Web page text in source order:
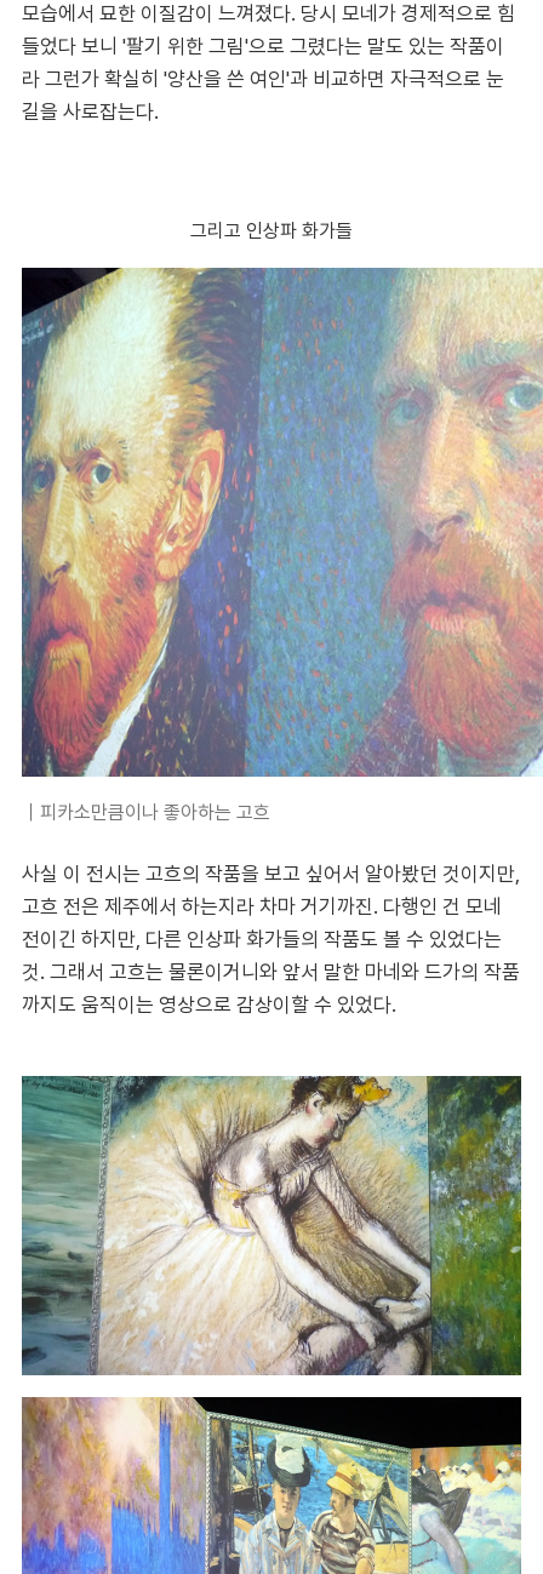
모습에서 묘한 이질감이 느껴졌다. 당시 모네가 경제적으로 힘
들었다 보니 '팔기 위한 그림'으로 그렸다는 말도 있는 작품이
라 그런가 확실히 '양산을 쓴 여인'과 비교하면 자극적으로 눈
길을 사로잡는다.
그리고 인상파 화가들
피카소만큼이나 좋아하는 고흐
사실 이 전시는 고흐의 작품을 보고 싶어서 알아봤던 것이지만,
고흐 전은 제주에서 하는지라 차마 거기까진. 다행인 건 모네
전이긴 하지만, 다른 인상파 화가들의 작품도 볼 수 있었다는
것. 그래서 고흐는 물론이거니와 앞서 말한 마네와 드가의 작품
까지도 움직이는 영상으로 감상이할 수 있었다.